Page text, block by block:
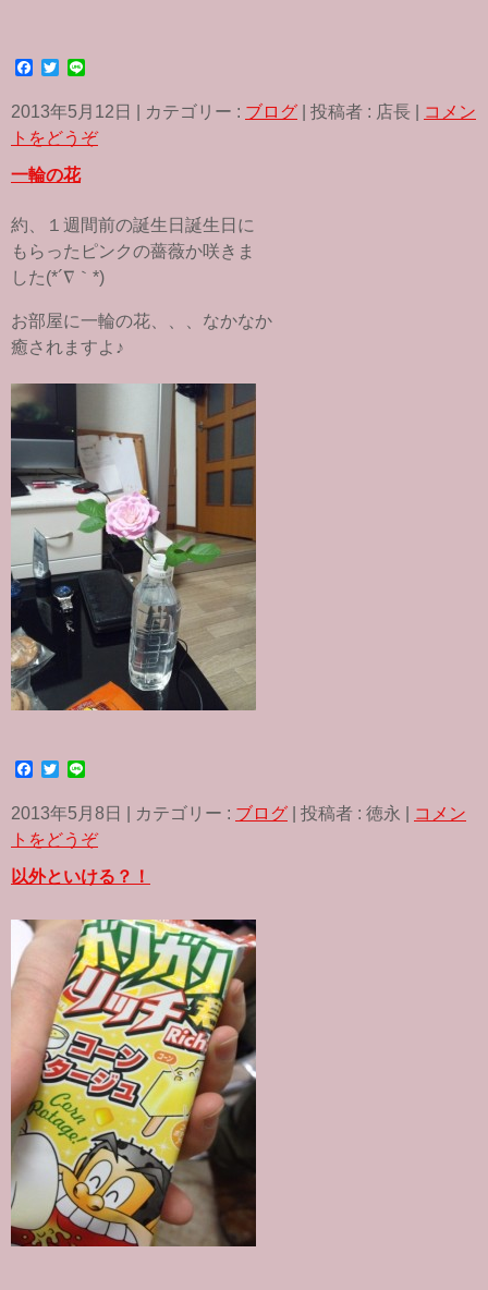
c
e
b
o
k
T
i
t
t
r
n
e
2013年5月12日 カテゴリー : ブログ 投稿者 : 店長
コメン
トをどうぞ
一輪の花
約、１週間前の誕生日誕生日に
もらったピンクの薔薇か咲きま
した(*´∇｀*)
お部屋に一輪の花、、、なかなか
癒されますよ♪
c
e
b
o
k
T
i
t
t
r
n
e
2013年5月8日 カテゴリー : ブログ 投稿者 : 徳永
コメン
トをどうぞ
以外といける？！